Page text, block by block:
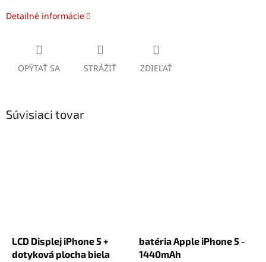
Detailné informácie
OPÝTAŤ SA STRÁŽIŤ ZDIEĽAŤ
Súvisiaci tovar
LCD Displej iPhone 5 +
dotyková plocha biela
batéria Apple iPhone 5 -
1440mAh